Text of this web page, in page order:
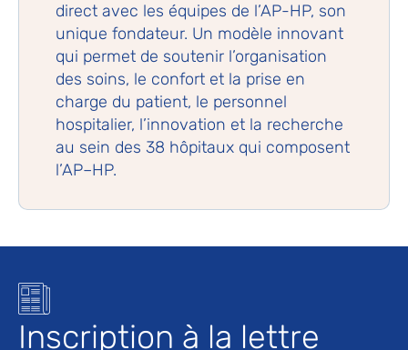
direct avec les équipes de l’AP-HP, son
unique fondateur. Un modèle innovant
qui permet de soutenir l’organisation
des soins, le confort et la prise en
charge du patient, le personnel
hospitalier, l’innovation et la recherche
au sein des 38 hôpitaux qui composent
l’AP–HP.
Inscription à la lettre